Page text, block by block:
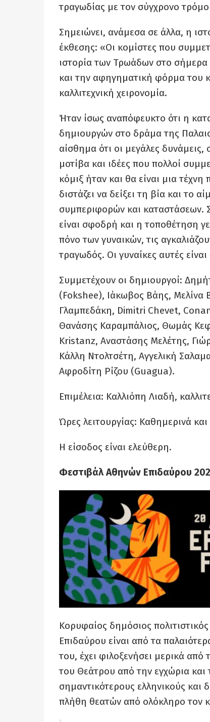
τραγωδίας με τον σύγχρονο
Σημειώνει, ανάμεσα σε άλλα, η
έκθεσης: «Οι κομίστες που
ιστορία των Τρωάδων στο
και την αφηγηματική φόρμα του
καλλιτεχνική χειρονομία.
Ήταν ίσως αναπόφευκτο ότι η
δημιουργών στο δράμα της
αίσθημα ότι οι μεγάλες δυνάμεις,
μοτίβα και ιδέες που πολλοί
κόμιξ ήταν και θα είναι μια
διστάζει να δείξει τη βία και το
συμπεριφορών και καταστάσεων.
είναι σφοδρή και η τοποθέτηση
πόνο των γυναικών, τις
τραγωδός. Οι γυναίκες αυτές
Συμμετέχουν οι δημιουργοί:
(Fokshee), Ιάκωβος Βάης, Μελίνα
Γλαμπεδάκη, Dimitri Chevet,
Θανάσης Καραμπάλιος, Θωμάς
Kristanz, Αναστάσης Μελέτης,
Κάλλη Ντολτσέτη, Αγγελική
Αφροδίτη Ρίζου (Guagua).
Επιμέλεια: Καλλιόπη Λιαδή,
Ώρες λειτουργίας: Καθημερινά
Η είσοδος είναι ελεύθερη.
Φεστιβάλ Αθηνών Επιδαύρου
Κορυφαίος δημόσιος
Επιδαύρου είναι από τα
του, έχει φιλοξενήσει μερικά
του Θεάτρου από την εγχώρια και
σημαντικότερους ελληνικούς και
πλήθη θεατών από ολόκληρο τον